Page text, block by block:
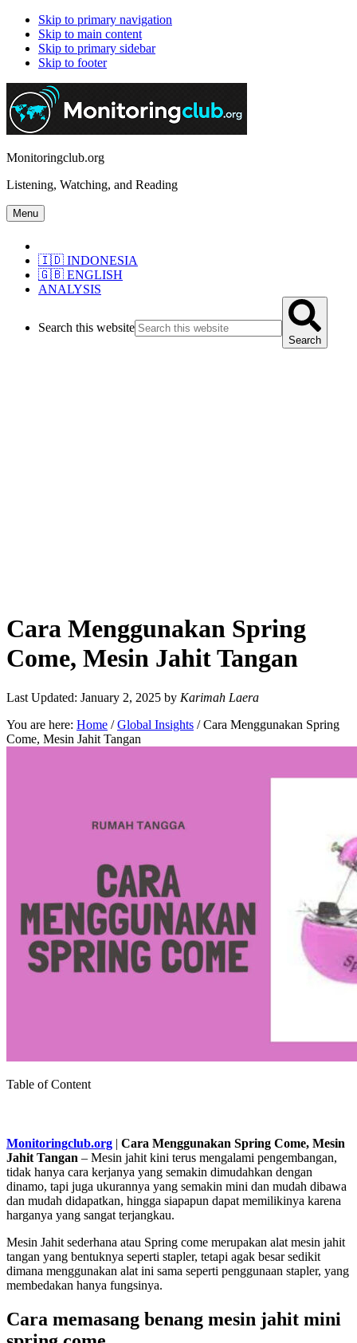
Skip to primary navigation
Skip to main content
Skip to primary sidebar
Skip to footer
Monitoringclub.org
Listening, Watching, and Reading
Menu
🇮🇩 INDONESIA
🇬🇧 ENGLISH
ANALYSIS
Search this website
Search
Cara Menggunakan Spring
Come, Mesin Jahit Tangan
Last Updated: January 2, 2025 by Karimah Laera
You are here: Home / Global Insights /Cara Menggunakan Spring
Come, Mesin Jahit Tangan
Table of Content
Monitoringclub.org | Cara Menggunakan Spring Come, Mesin
Jahit Tangan – Mesin jahit kini terus mengalami pengembangan,
tidak hanya cara kerjanya yang semakin dimudahkan dengan
dinamo, tapi juga ukurannya yang semakin mini dan mudah dibawa
dan mudah didapatkan, hingga siapapun dapat memilikinya karena
harganya yang sangat terjangkau.
Mesin Jahit sederhana atau Spring come merupakan alat mesin jahit
tangan yang bentuknya seperti stapler, tetapi agak besar sedikit
dimana menggunakan alat ini sama seperti penggunaan stapler, yang
membedakan hanya fungsinya.
Cara memasang benang mesin jahit mini